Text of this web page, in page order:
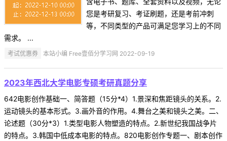
您是考研复习、考证刷题，还是考前冲刺
等，不同类型的产品可满足您学习上的不同
需求。 ...
考试优惠券 本站小编 Free壹佰分学习网 2022-09-19
2023年西北大学电影专硕考研真题分享
642电影创作基础一、简答题（15分*4）1.景深和焦距镜头的关系。2.
运动镜头的基本形式。3.画外音的作用。4.舞台之美和镜头之美。二、
论述题（30分*3）1.类型电影人物塑造的特点。2.新世纪我国战争片
的特点。3.韩国中低成本电影的特点。820电影创作专题一、剧本创作